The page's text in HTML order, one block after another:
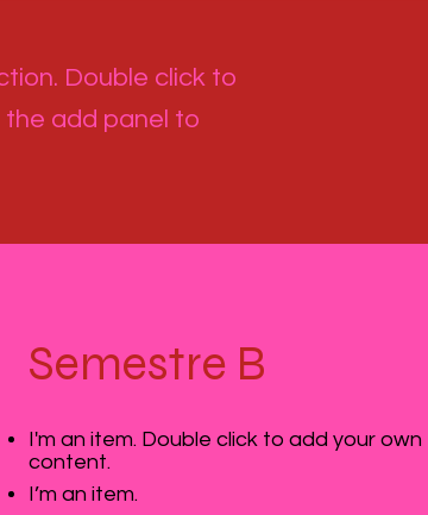
Double click to
add panel to
Semestre B
I'm an item. Double click to add your own
content.
I’m an item.